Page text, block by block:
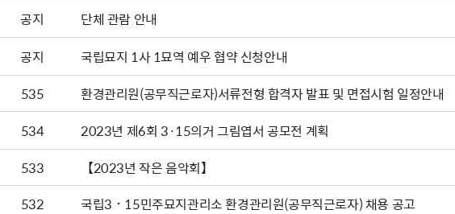
공지
단체 관람 안내
공지
국립묘지 1사 1묘역 예우 협약 신청안내
535
환경관리원(공무직근로자)서류전형 합격자 발표 및 면접시험 일정안내
534
2023년 제6회 3·15의거 그림엽서 공모전 계획
533
【2023년 작은 음악회】
532
국립3˙15민주묘지관리소 환경관리원(공무직근로자) 채용 공고